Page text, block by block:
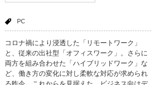
PC
コロナ禍により浸透した「リモートワーク」
と、従来の出社型「オフィスワーク」。さらに
両方を組み合わせた「ハイブリッドワーク」な
ど、働き方の変化に対し柔軟な対応が求められ
る昨今。これからを見据えた、ビジネス向けデ